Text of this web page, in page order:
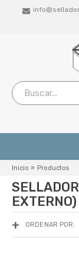
Inicio » Productos
EXTERNO)
ORDENAR POR: